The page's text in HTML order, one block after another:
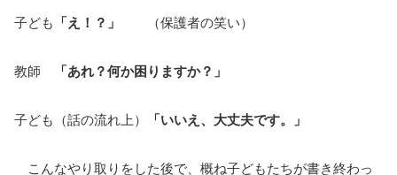
子ども 「え！？」 （保護者の笑い）
教師 「あれ？何か困りますか？」
子ども（話の流れ上） 「いいえ、大丈夫です。」
こんなやり取りをした後で、概ね子どもたちが書き終わっ